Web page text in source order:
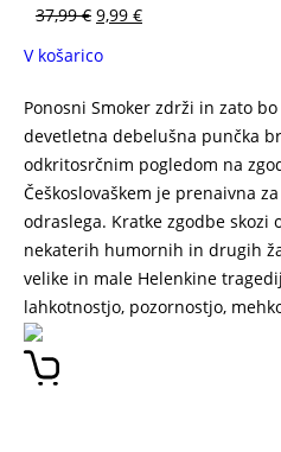
37,99€ 9,99 €
V košarico
Ponosni Smoker zdrži in zato
devetletna debelušna punčka
odkritosrčnim pogledom na
Češkoslovaškem je prenaivna
odraslega. Kratke zgodbe skozi
nekaterih humornih in drugih
velike in male Helenkine
lahkotnostjo, pozornostjo,